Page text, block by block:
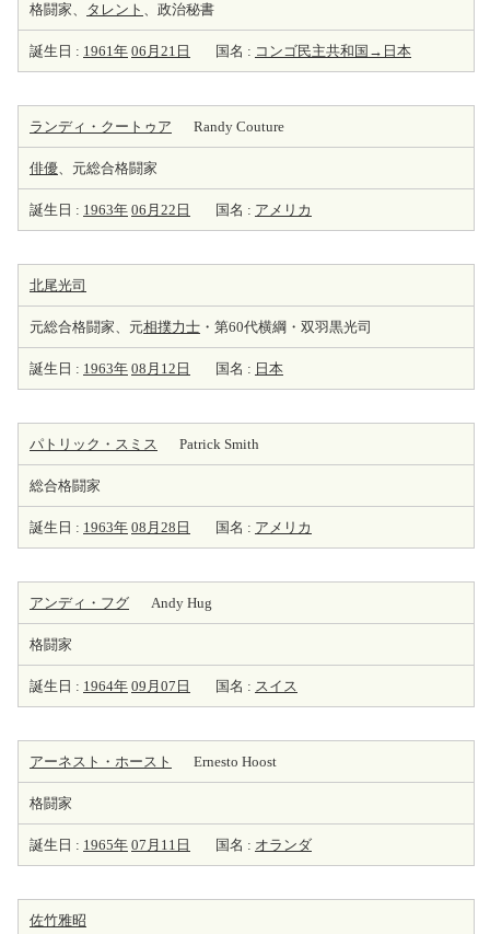
格闘家、 タレント 、政治秘書
誕生日 : 1961年 06月21日 国名 : コンゴ民主共和国→日本
ランディ・クートゥア Randy Couture
俳優、元総合格闘家
誕生日 : 1963年 06月22日 国名 : アメリカ
北尾光司
元総合格闘家、元相撲力士 ・第60代横綱・双羽黒光司
誕生日 : 1963年 08月12日 国名 : 日本
パトリック・スミス Patrick Smith
総合格闘家
誕生日 : 1963年 08月28日 国名 : アメリカ
アンディ・フグ Andy Hug
格闘家
誕生日 : 1964年 09月07日 国名 : スイス
アーネスト・ホースト Ernesto Hoost
格闘家
誕生日 : 1965年 07月11日 国名 : オランダ
佐竹雅昭